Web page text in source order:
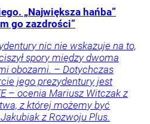
„Największa hańba”
go zazdrości”
nic nie wskazuje na to,
spory między dwoma
obozami. – Dotychczas
jego prezydentury jest
– ocenia Mariusz Witczak z
z której możemy być
z Rozwoju Plus.